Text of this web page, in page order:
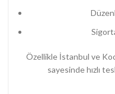
Özellikle İstanbul ve
sayesinde hızlı